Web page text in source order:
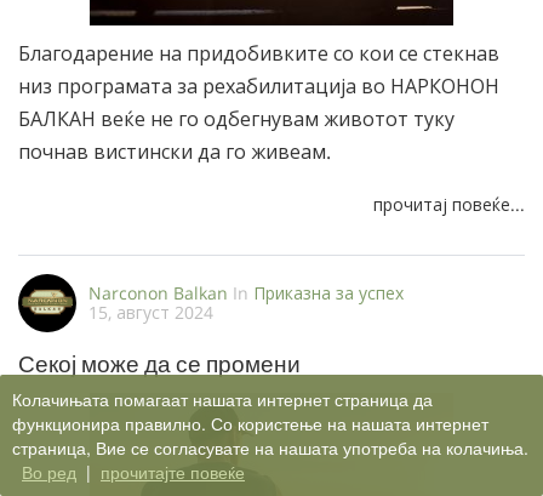
Благодарение на придобивките со кои се стекнав
низ програмата за рехабилитација во НАРКОНОН
БАЛКАН веќе не го одбегнувам животот туку
почнав вистински да го живеам.
прочитај повеќе...
Narconon Balkan In Приказна за успех
15, август 2024
Секој може да се промени
Колачињата помагаат нашата интернет страница да
функционира правилно. Со користење на нашата интернет
страница, Вие се согласувате на нашата употреба на колачиња.
Во ред | прочитајте повеќе